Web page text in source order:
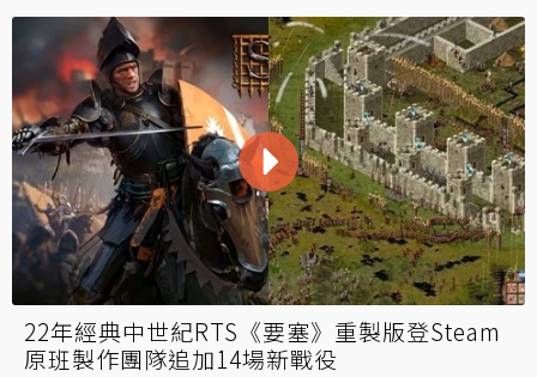
22年經典中世紀RTS《要塞》重製版登Steam
原班製作團隊追加14場新戰役